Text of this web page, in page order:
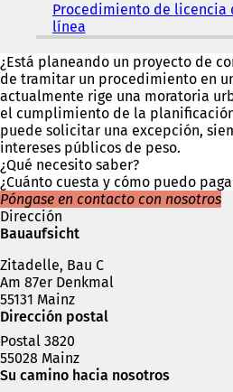
Procedimiento de licencia
línea
S
e
a
b
r
e
e
n
u
n
e
v
p
t
¿Está planeando un proyecto de
de tramitar un procedimiento en
actualmente rige una moratoria
el cumplimiento de la
puede solicitar una excepción,
intereses públicos de peso.
¿Qué necesito saber?
¿Cuánto cuesta y cómo puedo
Póngase en contacto con nosotros
Dirección
Bauaufsicht
Zitadelle, Bau C
Am 87er Denkmal
55131 Mainz
Dirección postal
Postal 3820
55028 Mainz
Su camino hacia nosotros